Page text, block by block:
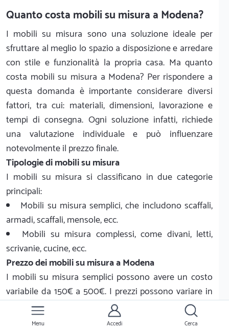
Quanto costa mobili su misura a Modena?
I mobili su misura sono una soluzione ideale per
sfruttare al meglio lo spazio a disposizione e arredare
con stile e funzionalità la propria casa. Ma quanto
costa mobili su misura a Modena? Per rispondere a
questa domanda è importante considerare diversi
fattori, tra cui: materiali, dimensioni, lavorazione e
tempi di consegna. Ogni soluzione infatti, richiede
una valutazione individuale e può influenzare
notevolmente il prezzo finale.
Tipologie di mobili su misura
I mobili su misura si classificano in due categorie
principali:
Mobili su misura semplici, che includono scaffali,
armadi, scaffali, mensole, ecc.
Mobili su misura complessi, come divani, letti,
scrivanie, cucine, ecc.
Prezzo dei mobili su misura a Modena
I mobili su misura semplici possono avere un costo
variabile da 150€ a 500€. I prezzi possono variare in
base ai materiali, alla dimensione, alla complessità
della lavorazione e ai tempi di consegna. Di seguito
Menu Accedi Cerca